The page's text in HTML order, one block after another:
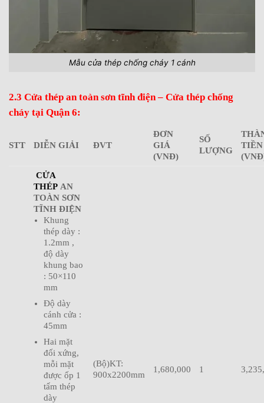
Mẫu cửa thép chống cháy 1 cánh
2.3 Cửa thép an toàn sơn tĩnh điện – Cửa thép chống
cháy tại Quận 6:
STT DIỄN GIẢI ĐVT
ĐƠN
GIÁ
(VNĐ)
SỐ
LƯỢNG
TIỀN
CỬA
THÉPAN
TOÀN SƠN
TĨNH ĐIỆN
Khung
thép dày :
1.2mm ,
độ dày
khung bao
: 50×110
mm
Độ dày
cánh cửa :
45mm
Hai mặt
đối xứng,
mỗi mặt
được ốp 1
tấm thép
dày
(Bộ)KT:
900x2200mm
1,680,000 1